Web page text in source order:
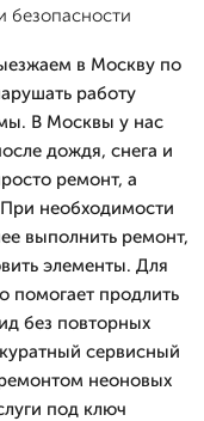
безопасности
в Москву по
работу
В Москвы у нас
дождя, снега и
ремонт, а
необходимости
выполнить ремонт,
элементы. Для
помогает продлить
без повторных
сервисный
неоновых
под ключ